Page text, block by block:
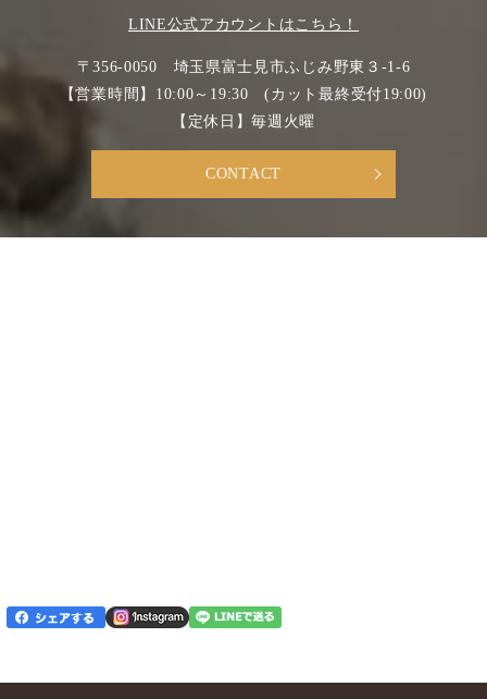
LINE公式アカウントはこちら！
〒356-0050 埼玉県富士見市ふじみ野東３-1-6
【営業時間】10:00～19:30 (カット最終受付19:00)
【定休日】毎週火曜
CONTACT